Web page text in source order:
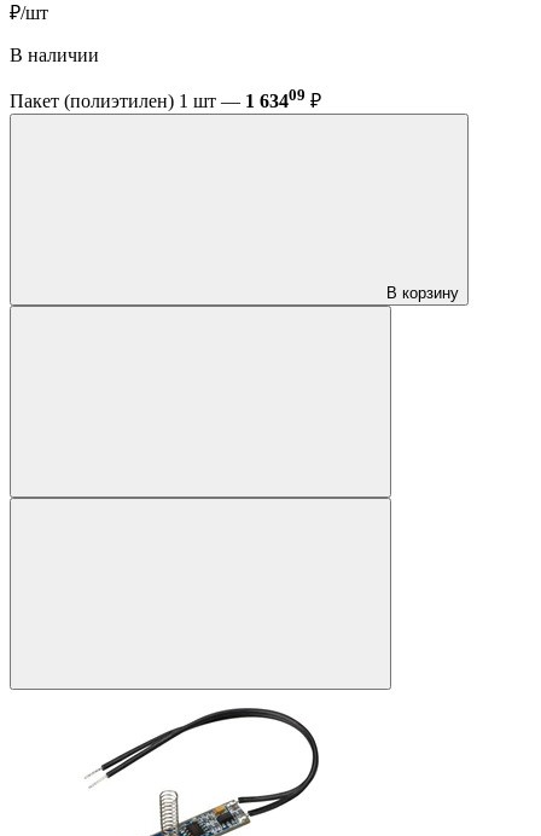
₽/шт
В наличии
Пакет (полиэтилен) 1 шт — 1 63409 ₽
В корзину